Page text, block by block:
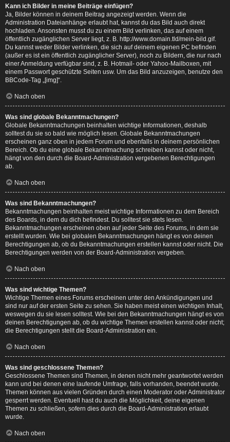
Kann ich Bilder in meine Beiträge einfügen?
Ja, Bilder können in deinem Beitrag angezeigt werden. Wenn die
Administration Dateianhänge erlaubt hat, kannst du das Bild auch direkt
hochladen. Ansonsten musst du zu einem Bild verlinken, das auf einem
öffentlich zugänglichen Server liegt, z. B. http://www.domain.tld/mein-bild.gif.
Du kannst weder Bilder verlinken, die sich auf deinem eigenen PC befinden
(außer es ist ein öffentlich zugänglicher Server), noch zu Bildern, die nur nach
einer Anmeldung verfügbar sind, z. B. Hotmail- oder Yahoo-Mailboxen, mit
einem Passwort geschützte Seiten usw. Um das Bild anzuzeigen, benutze den
BBCode-Tag „[img]“.
Nach oben
Was sind globale Bekanntmachungen?
Globale Bekanntmachungen beinhalten wichtige Informationen, deshalb
solltest du sie so bald wie möglich lesen. Globale Bekanntmachungen
erscheinen ganz oben in jedem Forum und ebenfalls in deinem persönlichen
Bereich. Ob du eine globale Bekanntmachung schreiben kannst oder nicht,
hängt von den durch die Board-Administration vergebenen Berechtigungen
ab.
Nach oben
Was sind Bekanntmachungen?
Bekanntmachungen beinhalten meist wichtige Informationen zu dem Bereich
des Boards, in dem du dich befindest. Du solltest sie stets lesen.
Bekanntmachungen erscheinen oben auf jeder Seite des Forums, in dem sie
erstellt wurden. Wie bei globalen Bekanntmachungen hängt es von deinen
Berechtigungen ab, ob du Bekanntmachungen erstellen kannst oder nicht. Die
Berechtigungen werden von der Board-Administration vergeben.
Nach oben
Was sind wichtige Themen?
Wichtige Themen eines Forums erscheinen unter den Ankündigungen und
sind nur auf der ersten Seite zu sehen. Sie haben meist einen wichtigen Inhalt,
weswegen du sie lesen solltest. Wie bei den Bekanntmachungen hängt es von
deinen Berechtigungen ab, ob du wichtige Themen erstellen kannst oder nicht;
die Berechtigungen stellt die Board-Administration ein.
Nach oben
Was sind geschlossene Themen?
Geschlossene Themen sind Themen, in denen nicht mehr geantwortet werden
kann und bei denen eine laufende Umfrage, falls vorhanden, beendet wurde.
Themen können aus vielen Gründen durch einen Moderator oder Administrator
gesperrt werden. Eventuell hast du auch die Möglichkeit, deine eigenen
Themen zu schließen, sofern dies durch die Board-Administration erlaubt
wurde.
Nach oben